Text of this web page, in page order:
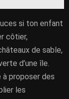
si ton enfant
côtier,
de sable,
d’une île.
à proposer des
les